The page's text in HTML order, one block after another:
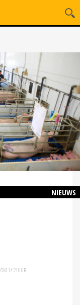
NIEUWS
14:21UUR